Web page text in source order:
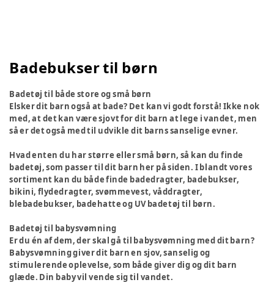
Badebukser til børn
Badetøj til både store og små børn
Elsker dit barn også at bade? Det kan vi godt forstå! Ikke nok
med, at det kan være sjovt for dit barn at lege i vandet, men
så er det også med til udvikle dit barns sanselige evner.
Hvad enten du har større eller små børn, så kan du finde
badetøj, som passer til dit barn her på siden. I blandt vores
sortiment kan du både finde badedragter, badebukser,
bikini, flydedragter, svømmevest, våddragter,
blebadebukser, badehatte og UV badetøj til børn.
Badetøj til babysvømning
Er du én af dem, der skal gå til babysvømning med dit barn?
Babysvømning giver dit barn en sjov, sanselig og
stimulerende oplevelse, som både giver dig og dit barn
glæde. Din baby vil vende sig til vandet.